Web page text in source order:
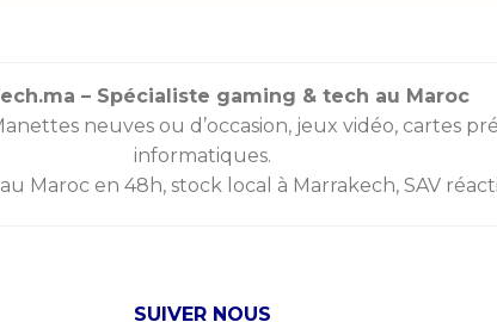
– Spécialiste gaming & tech au Maroc
neuves ou d’occasion, jeux vidéo,cartes
informatiques.
Maroc en 48h, stock local à Marrakech, SAV
SUIVER NOUS